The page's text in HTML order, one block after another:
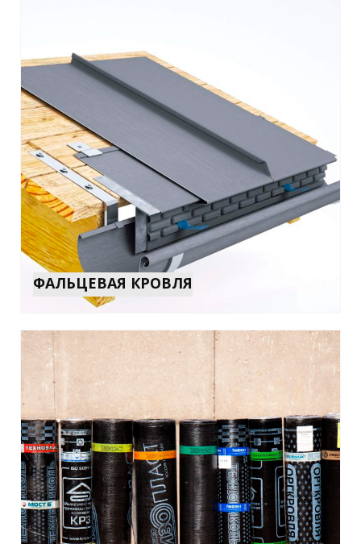
ФАЛЬЦЕВАЯ КРОВЛЯ